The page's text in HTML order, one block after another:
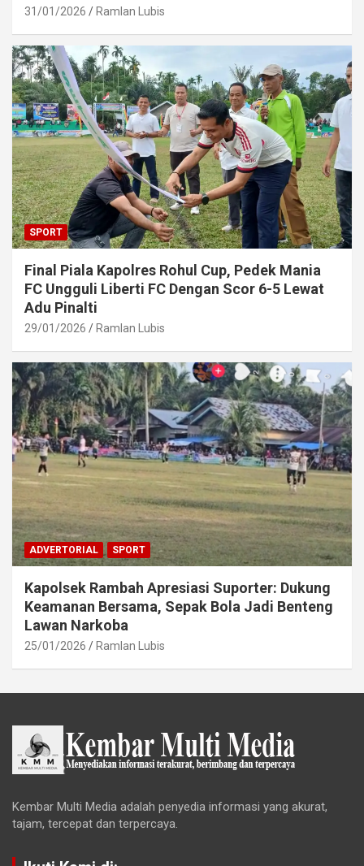
31/01/2026 Ramlan Lubis
SPORT
Final Piala Kapolres Rohul Cup, Pedek Mania
FC Ungguli Liberti FC Dengan Scor 6-5 Lewat
Adu Pinalti
29/01/2026 Ramlan Lubis
ADVERTORIAL SPORT
Kapolsek Rambah Apresiasi Suporter: Dukung
Keamanan Bersama, Sepak Bola Jadi Benteng
Lawan Narkoba
25/01/2026 Ramlan Lubis
Kembar Multi Media adalah penyedia informasi yang akurat,
tajam, tercepat dan terpercaya.